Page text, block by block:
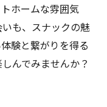
ホームな雰囲気
も、スナックの魅
験と繋がりを得る
んでみませんか？